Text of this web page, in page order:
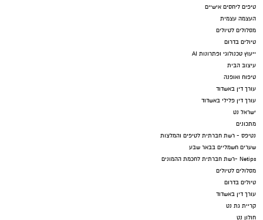
טיפים ליחסים אישיים
העצמה עצמית
מסלולים לטיולים
טיולים בדרום
ייעוץ טכנולוגי ופתרונות AI
עיצוב הבית
טיפוח ואופנה
עורך דין באשדוד
עורך דין פלילי באשדוד
ישראל נט
מתכונים
נטיפס - רשת חברתית לטיפים והמלצות
שערים חשמליים בבאר שבע
Netips -רשת חברתית לחכמת ההמונים
מסלולים לטיולים
טיולים בדרום
עורך דין באשדוד
קריית גת נט
חולון נט